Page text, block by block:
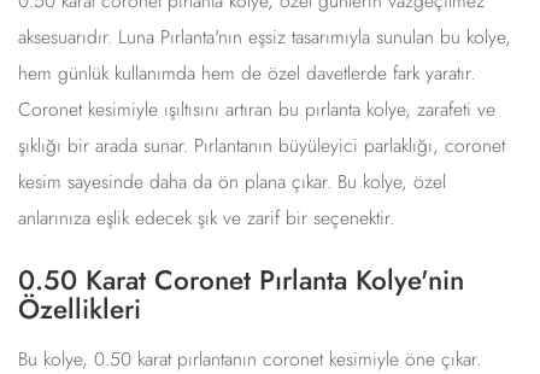
aksesuarıdır. Luna Pırlanta'nın eşsiz tasarımıyla sunulan bu kolye,
hem günlük kullanımda hem de özel davetlerde fark yaratır.
Coronet kesimiyle ışıltısını artıran bu pırlanta kolye, zarafeti ve
şıklığı bir arada sunar. Pırlantanın büyüleyici parlaklığı, coronet
kesim sayesinde daha da ön plana çıkar. Bu kolye, özel
anlarınıza eşlik edecek şık ve zarif bir seçenektir.
0.50 Karat Coronet Pırlanta Kolye'nin
Özellikleri
Bu kolye, 0.50 karat pırlantanın coronet kesimiyle öne çıkar.